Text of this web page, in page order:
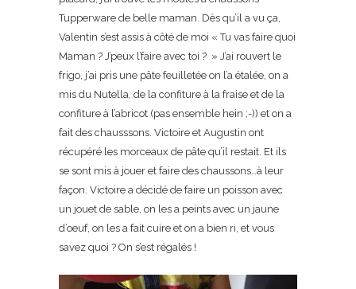
Tupperware de belle maman. Dès qu’il a vu ça,
Valentin s’est assis à côté de moi « Tu vas faire quoi
Maman ? J’peux l’faire avec toi ? » J’ai rouvert le
frigo, j’ai pris une pâte feuilletée on l’a étalée, on a
mis du Nutella, de la confiture à la fraise et de la
confiture à l’abricot (pas ensemble hein ;-)) et on a
fait des chausssons. Victoire et Augustin ont
récupéré les morceaux de pâte qu’il restait. Et ils
se sont mis à jouer et faire des chaussons…à leur
façon. Victoire a décidé de faire un poisson avec
un jouet de sable, on les a peints avec un jaune
d’oeuf, on les a fait cuire et on a bien ri, et vous
savez quoi ? On s’est régalés !